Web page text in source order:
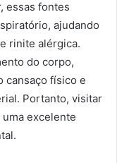
essas fontes
ajudando
rinite alérgica.
do corpo,
cansaço físico e
Portanto, visitar
excelente